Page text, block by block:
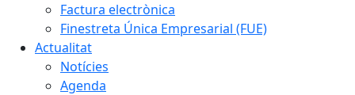
Factura electrònica
Finestreta Única Empresarial (FUE)
Actualitat
Notícies
Agenda